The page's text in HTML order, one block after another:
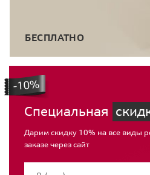
БЕСПЛАТНО
Специальная
Дарим скидку 10% на все виды
заказе через сайт